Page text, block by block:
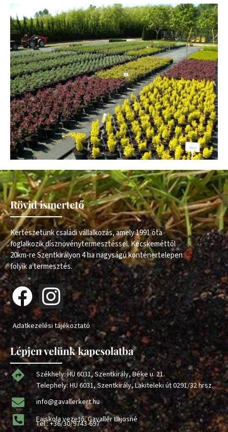
Rövid ismertető
Kertészetünk családi vállalkozás, amely 1991 óta
foglalkozik dísznövénytermesztéssel. Kecskeméttől
20km-re Szentkirályon 4 ha nagyságú konténertelepen
folyik a termesztés.
Adatkezelési tájékoztató
Lépjen velünk kapcsolatba
Székhely: HU 6031, Szentkirály, Béke u. 21.
Telephely: HU 6031, Szentkirály, Lakiteleki út 0291/32 hrsz.
info@gavallerkert.hu
Faiskola vezető: Gavallér Lajosné
Tel.:+36/30/9743-697